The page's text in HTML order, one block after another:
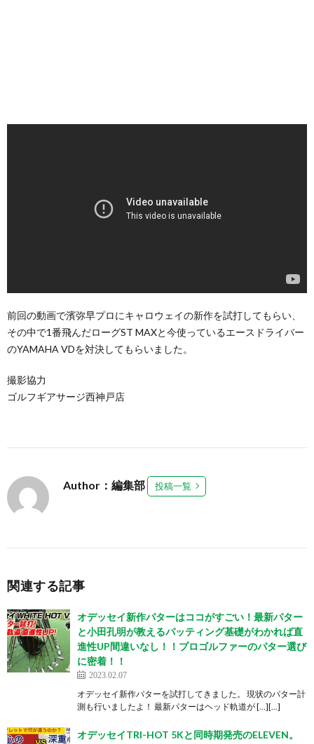
前回の動画で濱弥早プロにキャロウェイの新作を試打してもらい、
その中で1番飛んだローグST MAXと今使っているエースドライバー
のYAMAHA VDを対決してもらいました。
撮影協力
ゴルフギアサージ西神戸店
Author：編集部 投稿一覧
関連する記事
オデッセイ新作パターはココがすごい！最新パター
と小田孔明が教えるパッティング基礎がわかれば直
進性UP間違いなし！！プロゴルファーのパター選び
に密着！！
2023.02.07
オデッセイ新作パターを試打してきました。 現状のパター計
測も行いましたよ！ 最新パターはヘッド軌道が […][…]
オデッセイTRI-HOT 5Kと同時期発売のELEVEN。